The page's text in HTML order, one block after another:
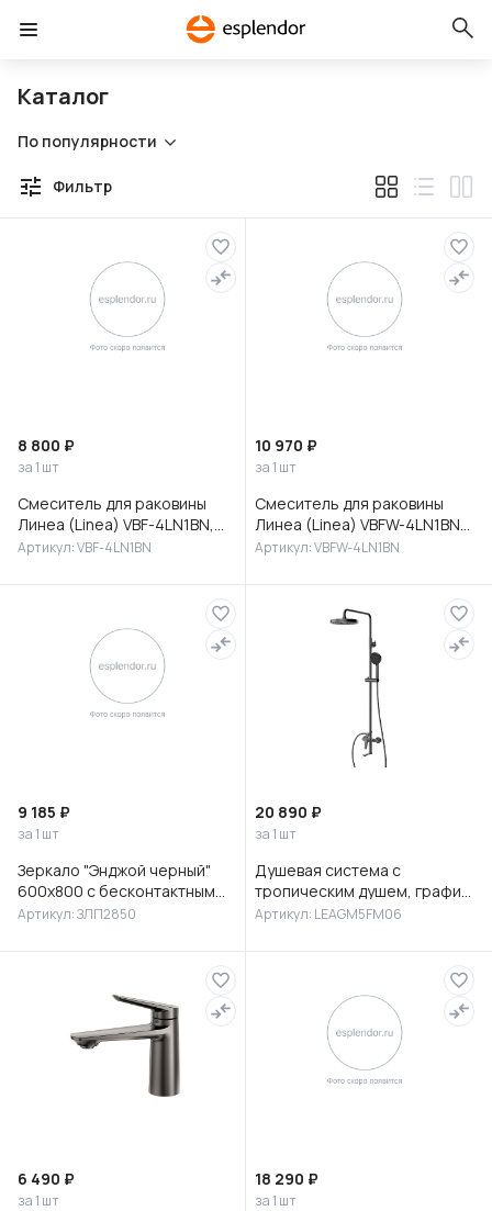
Каталог
По популярности
Фильтр
8 800 ₽
за 1 шт
Смеситель для раковины
Линеа (Linea) VBF-4LN1BN,
брашированный никель
Артикул: VBF-4LN1BN
10 970 ₽
за 1 шт
Смеситель для раковины
Линеа (Linea) VBFW-4LN1BN
встраиваемый,
Артикул: VBFW-4LN1BN
9 185 ₽
за 1 шт
Зеркало "Энджой черный"
600х800 с бесконтактным
сенсором и холодной
Артикул: ЗЛП2850
20 890 ₽
за 1 шт
Душевая система с
тропическим душем, графит,
Лип (Leap), Milardo,
Артикул: LEAGM5FM06
6 490 ₽
за 1 шт
18 290 ₽
за 1 шт